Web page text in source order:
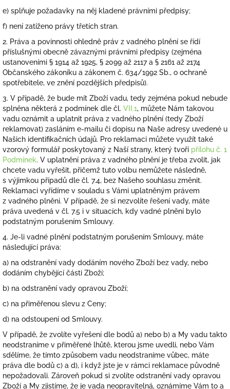
e) splňuje požadavky na něj kladené právními předpisy;
f) není zatíženo právy třetích stran.
2. Práva a povinnosti ohledně práv z vadného plnění se řídí
příslušnými obecně závaznými právními předpisy (zejména
ustanoveními § 1914 až 1925, § 2099 až 2117 a § 2161 až 2174
Občanského zákoníku a zákonem č. 634/1992 Sb., o ochraně
spotřebitele, ve znění pozdějších předpisů).
3. V případě, že bude mít Zboží vadu, tedy zejména pokud nebude
splněna některá z podmínek dle čl. VII.1, můžete Nám takovou
vadu oznámit a uplatnit práva z vadného plnění (tedy Zboží
reklamovat) zasláním e-mailu či dopisu na Naše adresy uvedené u
Našich identifikačních údajů. Pro reklamaci můžete využít také
vzorový formulář poskytovaný z Naší strany, který tvoří přílohu č. 1
Podmínek. V uplatnění práva z vadného plnění je třeba zvolit, jak
chcete vadu vyřešit, přičemž tuto volbu nemůžete následně,
s výjimkou případů dle čl. 7.4, bez Našeho souhlasu změnit.
Reklamaci vyřídíme v souladu s Vámi uplatněným právem
z vadného plnění. V případě, že si nezvolíte řešení vady, máte
práva uvedená v čl. 7.5 i v situacích, kdy vadné plnění bylo
podstatným porušením Smlouvy.
4. Je-li vadné plnění podstatným porušením Smlouvy, máte
následující práva:
a) na odstranění vady dodáním nového Zboží bez vady, nebo
dodáním chybějící části Zboží;
b) na odstranění vady opravou Zboží;
c) na přiměřenou slevu z Ceny;
d) na odstoupení od Smlouvy.
V případě, že zvolíte vyřešení dle bodů a) nebo b) a My vadu takto
neodstraníme v přiměřené lhůtě, kterou jsme uvedli, nebo Vám
sdělíme, že tímto způsobem vadu neodstraníme vůbec, máte
práva dle bodů c) a d), i když jste je v rámci reklamace původně
nepožadovali. Zároveň pokud si zvolíte odstranění vady opravou
Zboží a My zjistíme, že je vada neopravitelná, oznámíme Vám to a